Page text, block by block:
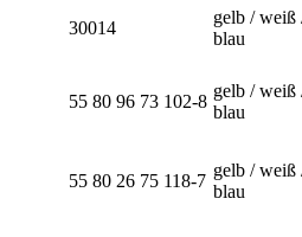
30014
gelb / weiß
blau
55 80 96 73 102-8
gelb / weiß
blau
55 80 26 75 118-7
gelb / weiß
blau